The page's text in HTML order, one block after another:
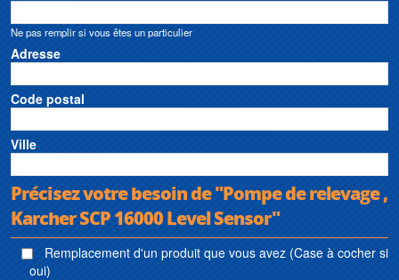
Ne pas remplir si vous êtes un particulier
Adresse
Code postal
Ville
Précisez votre besoin de "Pompe de relevage ,
Karcher SCP 16000 Level Sensor"
Remplacement d'un produit que vous avez (Case à cocher si
oui)